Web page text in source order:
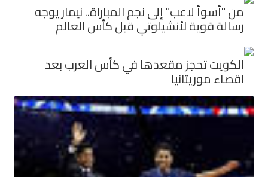
من "أسوأ لاعب" إلى نجم المباراة.. نيمار يوجه
رسالة قوية لأنشيلوتي قبل كأس العالم
الكويت تحجز مقعدها في كأس العرب بعد
اقصاء موريتانيا